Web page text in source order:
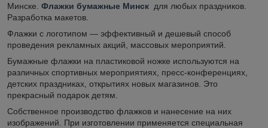
Минске. Флажки бумажные Минск для любых праздников.
Разработка макетов.
Флажки с логотипом ― эффективный и дешевый способ
проведения рекламных акций, массовых мероприятий.
Бумажные флажки на пластиковой ножке используются на
различных спортивных мероприятиях, пресс-конференциях,
детских праздниках, открытиях новых магазинов. Это
прекрасный подарок детям.
Собственное производство флажков и нанесение на них
изображений. При изготовлении применяется специальная